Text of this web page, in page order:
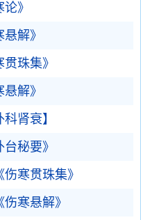
》
解》
珠集》
解》
肾衰】
秘要》
寒贯珠集》
寒悬解》